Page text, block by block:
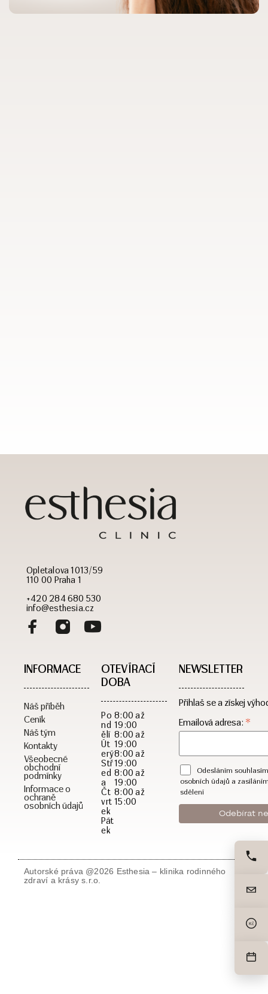
Opletalova 1013/59
110 00 Praha 1
+420 284 680 530
info@esthesia.cz
INFORMACE
Náš příběh
Ceník
Náš tým
Kontakty
Všeobecné
obchodní
podmínky
Informace o
ochraně
osobních údajů
OTEVÍRACÍ
DOBA​
Po
nd
ělí
Út
erý
Stř
ed
a
Čt
vrt
ek
Pát
ek
8:00 až
19:00
8:00 až
19:00
8:00 až
19:00
8:00 až
19:00
8:00 až
15:00
NEWSLETTER
Přihlaš se a získej
Emailová adresa: *
Odesláním
osobních údajů a
sdělení
Autorské práva @2026 Esthesia – klinika rodinného
zdraví a krásy s.r.o.
Kč